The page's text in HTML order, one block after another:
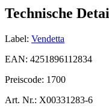
Technische
Label: Vendetta
EAN: 4251896112834
Preiscode: 1700
Art. Nr.: X00331283-6